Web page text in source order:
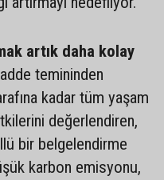
artık daha kolay
temininden
kadar tüm yaşam
değerlendiren,
bir belgelendirme
karbon emisyonu,